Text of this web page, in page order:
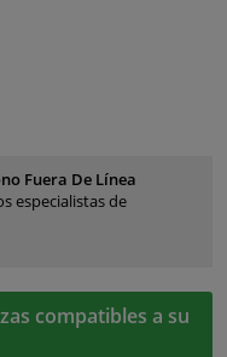
Fuera De Línea
especialistas de
compatibles a su